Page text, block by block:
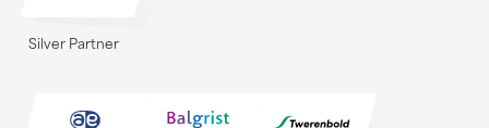
Silver Partner